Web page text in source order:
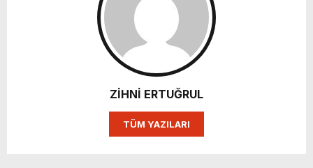
ZİHNİ ERTUĞRUL
TÜM YAZILARI